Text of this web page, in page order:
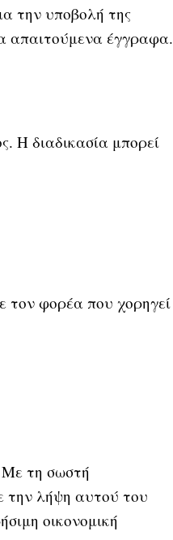
την υποβολή της
απαιτούμενα έγγραφα.
Η διαδικασία μπορεί
τον φορέα που χορηγεί
Με τη σωστή
την λήψη αυτού του
οικονομική